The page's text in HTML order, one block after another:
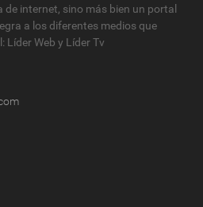
internet, sino más bien un portal
a los diferentes medios que
Líder Web y Líder Tv